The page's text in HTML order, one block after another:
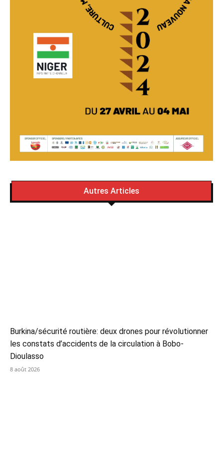
Autres Articles
Burkina/sécurité routière: deux drones pour révolutionner
les constats d’accidents de la circulation à Bobo-
Dioulasso
8 août 2026